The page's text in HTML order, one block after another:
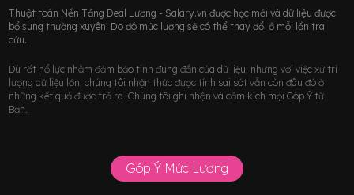
Thuật toán Nền Tảng Deal Lương - Salary.vn được học mới và dữ liệu được
bổ sung thường xuyên. Do đó mức lương sẽ có thể thay đổi ở mỗi lần tra
cứu.
Dù rất nổ lực nhằm đảm bảo tính đúng đắn của dữ liệu, nhưng với việc xử trí
lượng dữ liệu lớn, chúng tôi nhận thức được tính sai sót vẫn còn đâu đó ở
những kết quả được trả ra. Chúng tôi ghi nhận và cảm kích mọi Góp Ý từ
Bạn.
Góp Ý Mức Lương